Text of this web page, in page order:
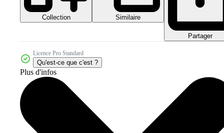
Collection Similaire
Partager
Licence Pro Standard
Qu'est-ce que c'est ?
Plus d'infos